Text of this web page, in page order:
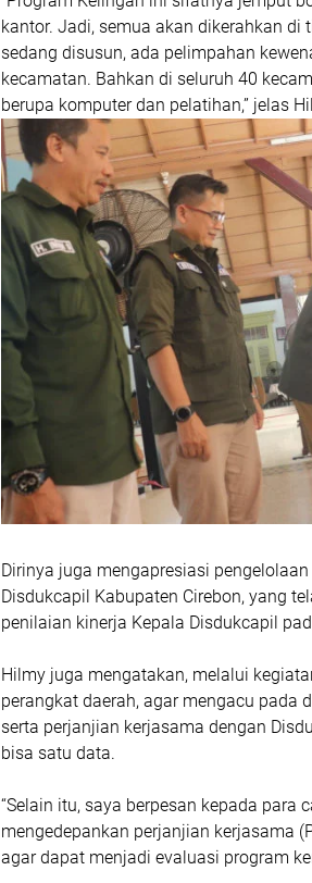
kantor. Jadi, semua akan dikerahkan
sedang disusun, ada pelimpahan
kecamatan. Bahkan di seluruh 40
berupa komputer dan pelatihan,” jelas
Dirinya juga mengapresiasi
Disdukcapil Kabupaten Cirebon, yang
penilaian kinerja Kepala Disdukcapil
Hilmy juga mengatakan, melalui
perangkat daerah, agar mengacu pada
serta perjanjian kerjasama dengan
bisa satu data.
“Selain itu, saya berpesan kepada para
mengedepankan perjanjian kerjasama
agar dapat menjadi evaluasi program